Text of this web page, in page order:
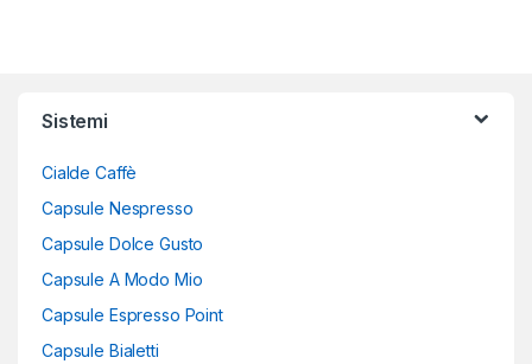
Sistemi
Cialde Caffè
Capsule Nespresso
Capsule Dolce Gusto
Capsule A Modo Mio
Capsule Espresso Point
Capsule Bialetti